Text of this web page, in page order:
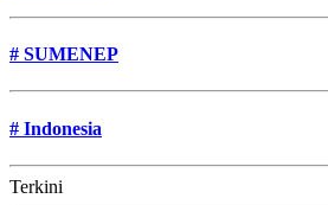
# SUMENEP
# Indonesia
Terkini